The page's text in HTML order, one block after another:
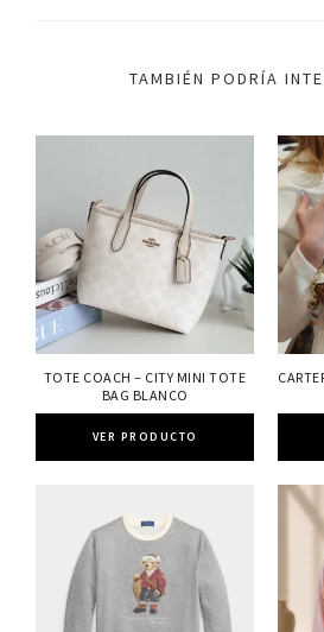
TAMBIÉN PODRÍA
TOTE COACH – CITY MINI TOTE
BAG BLANCO
VER PRODUCTO